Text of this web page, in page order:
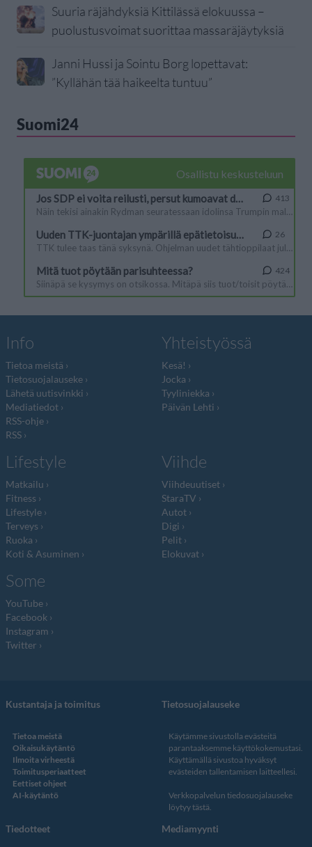
Suuria räjähdyksiä Kittilässä elokuussa –
puolustusvoimat suorittaa massaräjäytyksiä
Janni Hussi ja Sointu Borg lopettavat:
”Kyllähän tää haikeelta tuntuu”
Suomi24
Info
Tietoa meistä
Tietosuojalauseke
Lähetä uutisvinkki
Mediatiedot
RSS-ohje
RSS
Yhteistyössä
Kesä!
Jocka
Tyyliniekka
Päivän Lehti
Lifestyle
Matkailu
Fitness
Lifestyle
Terveys
Ruoka
Koti & Asuminen
Viihde
Viihdeuutiset
StaraTV
Autot
Digi
Pelit
Elokuvat
Some
YouTube
Facebook
Instagram
Twitter
Kustantaja ja toimitus
Tietoa meistä
Oikaisukäytäntö
Ilmoita virheestä
Toimitusperiaatteet
Eettiset ohjeet
AI-käytäntö
Tietosuojalauseke
Käytämme sivustolla evästeitä
parantaaksemme käyttökokemustasi.
Käyttämällä sivustoa hyväksyt
evästeiden tallentamisen laitteellesi.
Verkkopalvelun tiedosuojalauseke
löytyy tästä.
Tiedotteet Mediamyynti